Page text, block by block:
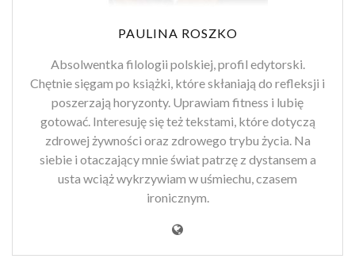
PAULINA ROSZKO
Absolwentka filologii polskiej, profil edytorski.
Chętnie sięgam po książki, które skłaniają do refleksji i
poszerzają horyzonty. Uprawiam fitness i lubię
gotować. Interesuję się też tekstami, które dotyczą
zdrowej żywności oraz zdrowego trybu życia. Na
siebie i otaczający mnie świat patrzę z dystansem a
usta wciąż wykrzywiam w uśmiechu, czasem
ironicznym.